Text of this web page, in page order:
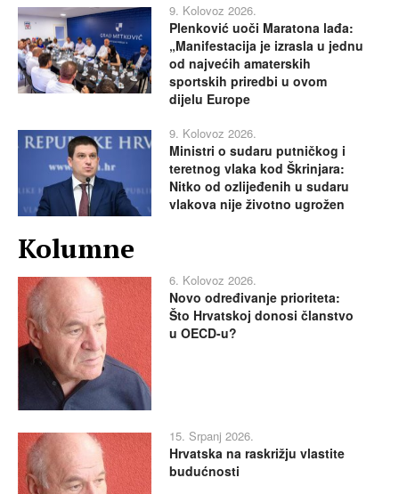
9. Kolovoz 2026.
Plenković uoči Maratona lađa:
„Manifestacija je izrasla u jednu
od najvećih amaterskih
sportskih priredbi u ovom
dijelu Europe
9. Kolovoz 2026.
Ministri o sudaru putničkog i
teretnog vlaka kod Škrinjara:
Nitko od ozlijeđenih u sudaru
vlakova nije životno ugrožen
Kolumne
6. Kolovoz 2026.
Novo određivanje prioriteta:
Što Hrvatskoj donosi članstvo
u OECD-u?
15. Srpanj 2026.
Hrvatska na raskrižju vlastite
budućnosti